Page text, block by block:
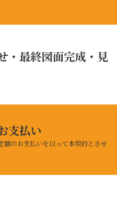
・最終図面完成・見
支払い
額のお支払いを以って本契約とさせ